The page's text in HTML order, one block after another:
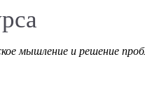
мышление и решение